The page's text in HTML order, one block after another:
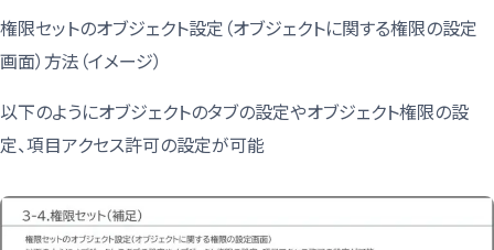
権限セットのオブジェクト設定（オブジェクトに関する権限の設定
画面）方法（イメージ）
以下のようにオブジェクトのタブの設定やオブジェクト権限の設
定、項目アクセス許可の設定が可能